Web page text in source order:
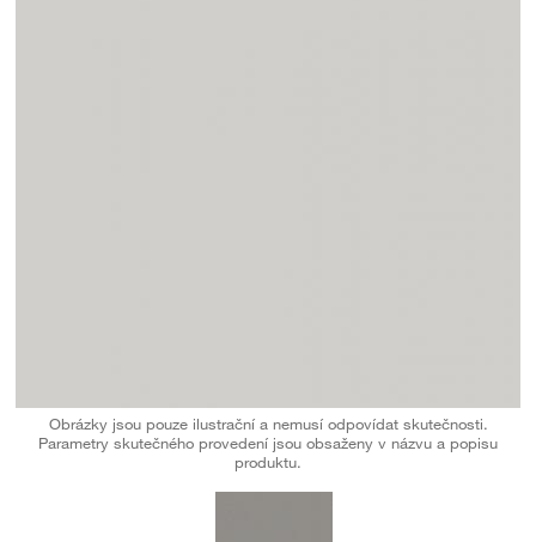
Obrázky jsou pouze ilustrační a nemusí odpovídat skutečnosti.
Parametry skutečného provedení jsou obsaženy v názvu a popisu
produktu.